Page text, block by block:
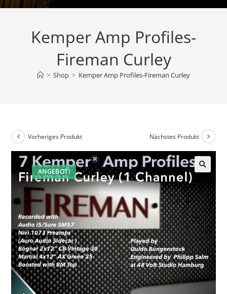
Kemper Amp Profiles-
Fireman Curley
> Shop > Kemper Amp Profiles-Fireman Curley
ANGEBOT!
Vorheriges Produkt Nächstes Produkt